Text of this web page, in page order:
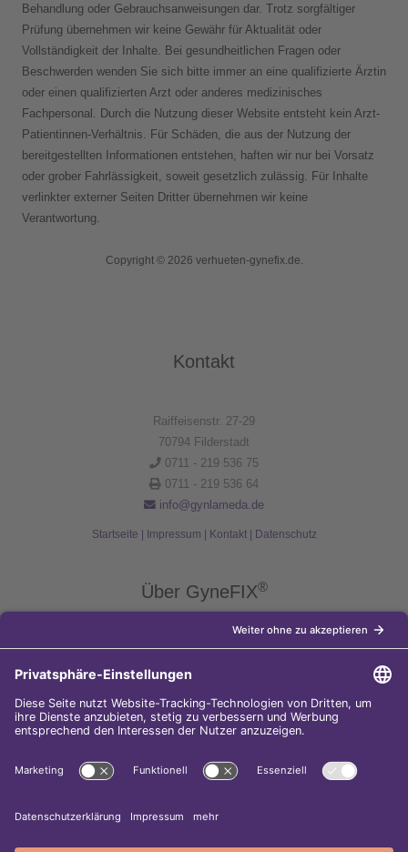
Behandlung oder Gebrauchsanweisungen dar. Trotz sorgfältiger
Prüfung übernehmen wir keine Gewähr für Aktualität oder
Vollständigkeit der Inhalte. Bei gesundheitlichen Fragen oder
Beschwerden wenden Sie sich bitte immer an eine qualifizierte Ärztin
oder einen qualifizierten Arzt oder anderes medizinisches
Fachpersonal. Durch die Nutzung dieser Website entsteht kein Arzt-
Patientinnen-Verhältnis. Für Schäden, die aus der Nutzung der
bereitgestellten Informationen entstehen, haften wir nur bei Vorsatz
oder grober Fahrlässigkeit, soweit gesetzlich zulässig. Für Inhalte
verlinkter externer Seiten Dritter übernehmen wir keine
Verantwortung.
Copyright © 2026 verhueten-gynefix.de.
Kontakt
Raiffeisenstr. 27-29
70794 Filderstadt
0711 - 219 536 75
0711 - 219 536 64
info@gynlameda.de
Startseite Impressum Kontakt| Datenschutz
Über GyneFIX®
Die Kupferkette GyneFIX®bietet als Weiterentwicklung der
Kupferspirale Frauen jeden Alters eine moderne Verhütungsmethode
Sie wird wie eine konventionelle Spirale in die Gebärmutterhöhle
eingeführt und sorgt für einen langfristigen und sicheren